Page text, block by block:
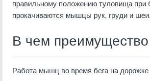
правильному положению туловища при
прокачиваются мышцы рук, груди и шеи.
В чем
Работа мышц во время бега на дорожке